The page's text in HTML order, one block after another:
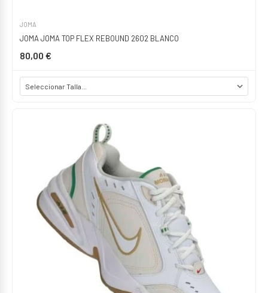
JOMA
JOMA JOMA TOP FLEX REBOUND 2602 BLANCO
80,00 €